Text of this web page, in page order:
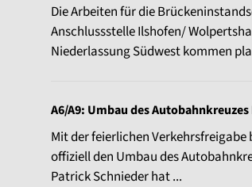
Die Arbeiten für die
Anschlussstelle Ilshofen/
Niederlassung Südwest kommen
A6/A9: Umbau des
Mit der feierlichen Verkehrsfreigabe
offiziell den Umbau des
Patrick Schnieder hat ...